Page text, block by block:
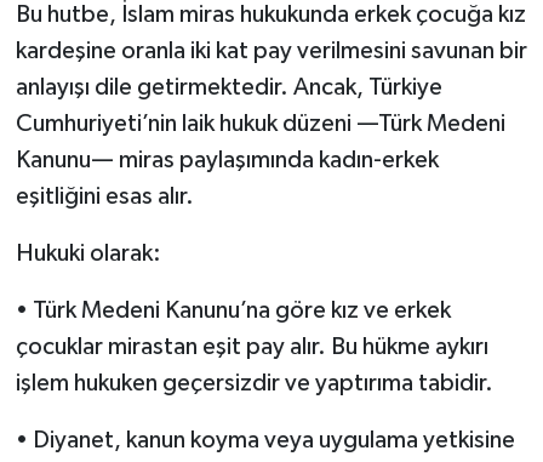
Bu hutbe, İslam miras hukukunda erkek çocuğa kız
kardeşine oranla iki kat pay verilmesini savunan bir
anlayışı dile getirmektedir. Ancak, Türkiye
Cumhuriyeti’nin laik hukuk düzeni —Türk Medeni
Kanunu— miras paylaşımında kadın-erkek
eşitliğini esas alır.
Hukuki olarak:
• Türk Medeni Kanunu’na göre kız ve erkek
çocuklar mirastan eşit pay alır. Bu hükme aykırı
işlem hukuken geçersizdir ve yaptırıma tabidir.
• Diyanet, kanun koyma veya uygulama yetkisine